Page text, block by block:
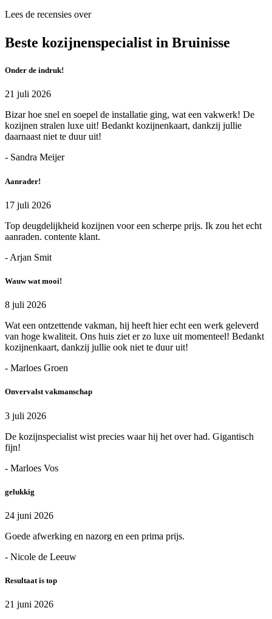
Lees de recensies over
Beste kozijnenspecialist in Bruinisse
Onder de indruk!
21 juli 2026
Bizar hoe snel en soepel de installatie ging, wat een vakwerk! De
kozijnen stralen luxe uit! Bedankt kozijnenkaart, dankzij jullie
daarnaast niet te duur uit!
- Sandra Meijer
Aanrader!
17 juli 2026
Top deugdelijkheid kozijnen voor een scherpe prijs. Ik zou het echt
aanraden. contente klant.
- Arjan Smit
Wauw wat mooi!
8 juli 2026
Wat een ontzettende vakman, hij heeft hier echt een werk geleverd
van hoge kwaliteit. Ons huis ziet er zo luxe uit momenteel! Bedankt
kozijnenkaart, dankzij jullie ook niet te duur uit!
- Marloes Groen
Onvervalst vakmanschap
3 juli 2026
De kozijnspecialist wist precies waar hij het over had. Gigantisch
fijn!
- Marloes Vos
gelukkig
24 juni 2026
Goede afwerking en nazorg en een prima prijs.
- Nicole de Leeuw
Resultaat is top
21 juni 2026